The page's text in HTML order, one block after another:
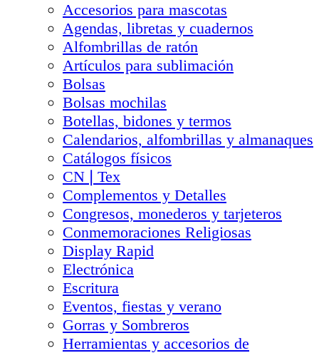
Accesorios para mascotas
Agendas, libretas y cuadernos
Alfombrillas de ratón
Artículos para sublimación
Bolsas
Bolsas mochilas
Botellas, bidones y termos
Calendarios, alfombrillas y almanaques
Catálogos físicos
CN❘Tex
Complementos y Detalles
Congresos, monederos y tarjeteros
Conmemoraciones Religiosas
Display Rapid
Electrónica
Escritura
Eventos, fiestas y verano
Gorras y Sombreros
Herramientas y accesorios de